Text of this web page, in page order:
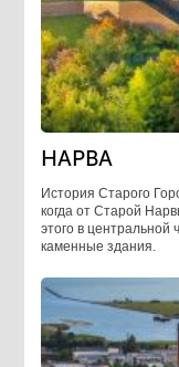
НАРВА
История Старого
когда от Старой
этого в центральной
каменные здания.